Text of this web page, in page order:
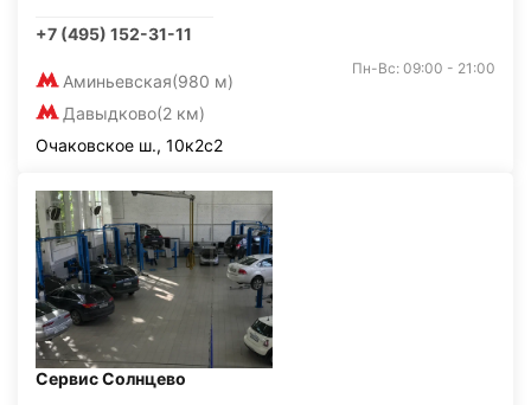
+7 (495) 152-31-11
Аминьевская(980 м)
Давыдково(2 км)
Пн-Вс: 09:00 - 21:00
Очаковское ш., 10к2с2
Сервис Солнцево